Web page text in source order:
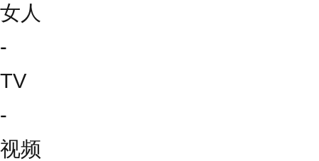
女人
-
TV
-
视频